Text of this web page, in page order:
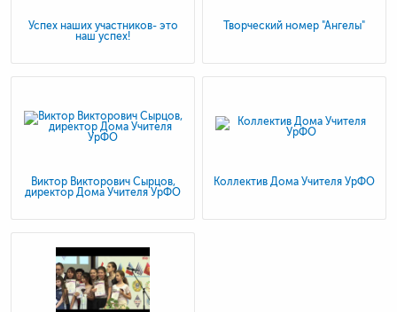
Успех наших участников- это
наш успех!
Творческий номер "Ангелы"
Виктор Викторович Сырцов,
директор Дома Учителя УрФО
Коллектив Дома Учителя УрФО